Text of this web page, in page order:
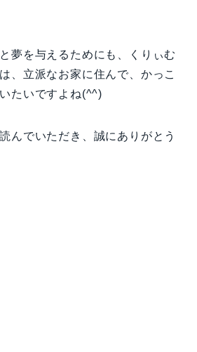
夢を与えるためにも、くりぃむ
、立派なお家に住んで、かっこ
たいですよね(^^)
んでいただき、誠にありがとう